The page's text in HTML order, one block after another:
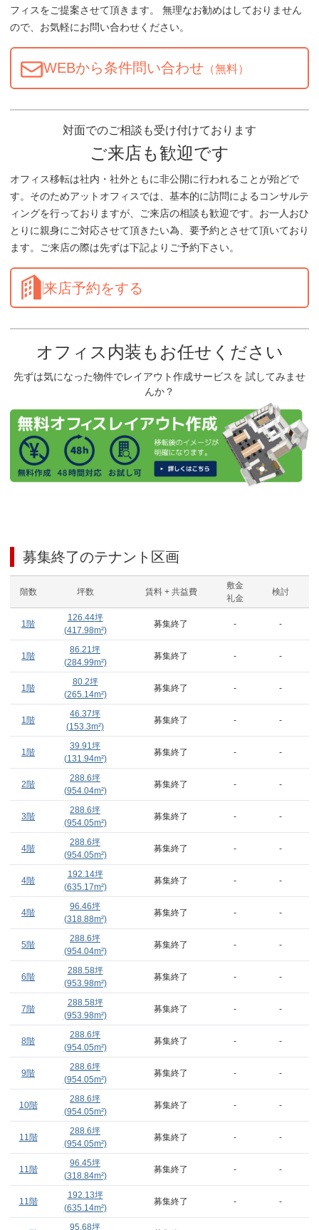
フィスをご提案させて頂きます。 無理なお勧めはしておりません
ので、お気軽にお問い合わせください。
WEBから条件問い合わせ （無料）
対面でのご相談も受け付けております
ご来店も歓迎です
オフィス移転は社内・社外ともに非公開に行われることが殆どで
す。そのためアットオフィスでは、基本的に訪問によるコンサルテ
ィングを行っておりますが、ご来店の相談も歓迎です。お一人おひ
とりに親身にご対応させて頂きたい為、要予約とさせて頂いており
ます。ご来店の際は先ずは下記よりご予約下さい。
来店予約をする
オフィス内装もお任せください
先ずは気になった物件でレイアウト作成サービスを 試してみませ
んか？
募集終了のテナント区画
階数 坪数 賃料 + 共益費
敷金
礼金
検討
1階
126.44坪
(417.98m²)
募集終了 - -
1階
86.21坪
(284.99m²)
募集終了 - -
1階
80.2坪
(265.14m²)
募集終了 - -
1階
46.37坪
(153.3m²)
募集終了 - -
1階
39.91坪
(131.94m²)
募集終了 - -
2階
288.6坪
(954.04m²)
募集終了 - -
3階
288.6坪
(954.05m²)
募集終了 - -
4階
288.6坪
(954.05m²)
募集終了 - -
4階
192.14坪
(635.17m²)
募集終了 - -
4階
96.46坪
(318.88m²)
募集終了 - -
5階
288.6坪
(954.04m²)
募集終了 - -
6階
288.58坪
(953.98m²)
募集終了 - -
7階
288.58坪
(953.98m²)
募集終了 - -
8階
288.6坪
(954.05m²)
募集終了 - -
9階
288.6坪
(954.05m²)
募集終了 - -
10階
288.6坪
(954.05m²)
募集終了 - -
11階
288.6坪
(954.05m²)
募集終了 - -
11階
96.45坪
(318.84m²)
募集終了 - -
11階
192.13坪
(635.14m²)
募集終了 - -
95.68坪